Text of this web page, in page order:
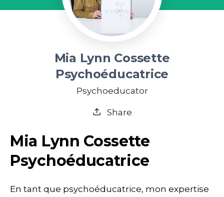
Mia Lynn Cossette
Psychoéducatrice
Psychoeducator
Share
Mia Lynn Cossette
Psychoéducatrice
En tant que psychoéducatrice, mon expertise